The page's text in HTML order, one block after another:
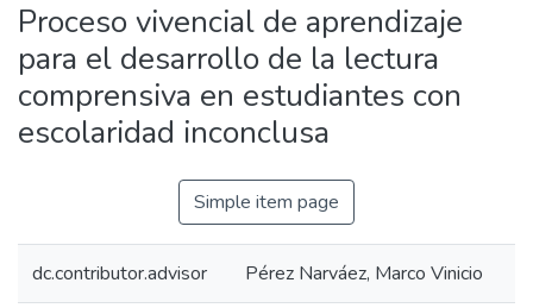
Proceso vivencial de aprendizaje
para el desarrollo de la lectura
comprensiva en estudiantes con
escolaridad inconclusa
Simple item page
dc.contributor.advisor Pérez Narváez, Marco Vinicio